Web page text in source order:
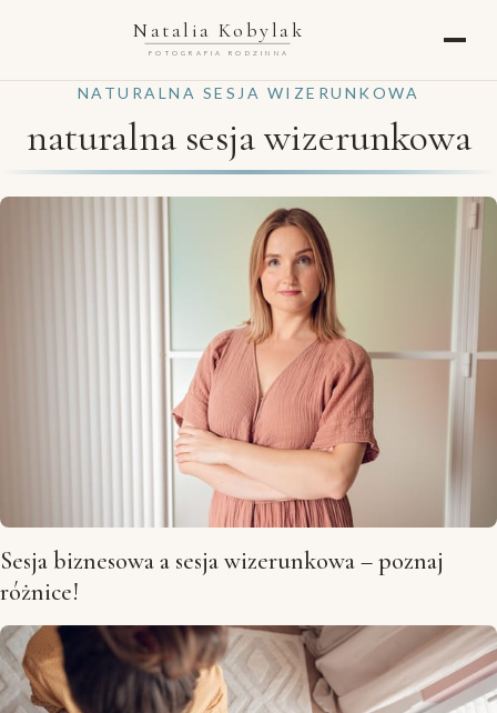
Natalia Kobylak
FOTOGRAFIA RODZINNA
NATURALNA SESJA WIZERUNKOWA
naturalna sesja wizerunkowa
Sesja biznesowa a sesja wizerunkowa – poznaj
różnice!